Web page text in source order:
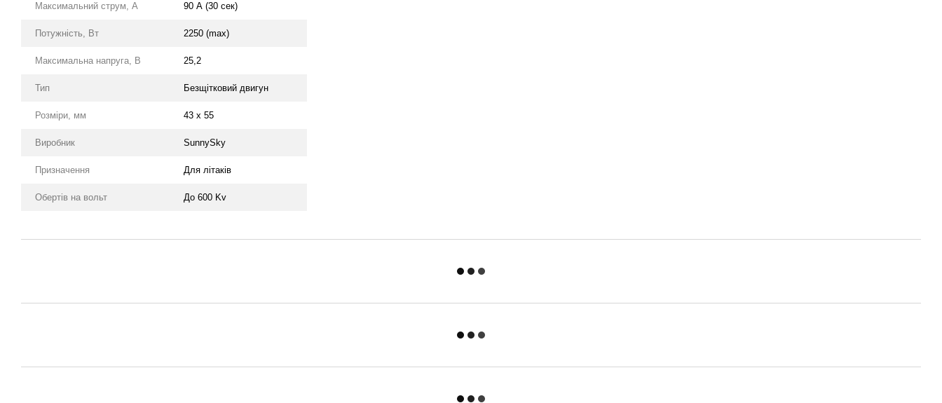
Максимальний струм, А 90 А (30 сек)
Потужність, Вт 2250 (max)
Максимальна напруга, В 25,2
Тип Безщітковий двигун
Розміри, мм 43 x 55
Виробник SunnySky
Призначення Для літаків
Обертів на вольт До 600 Kv